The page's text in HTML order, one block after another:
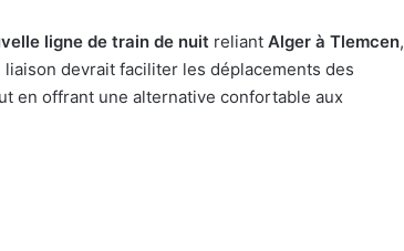
ligne de train de nuit reliant Alger à Tlemcen,
liaison devrait faciliter les déplacements des
en offrant une alternative confortable aux